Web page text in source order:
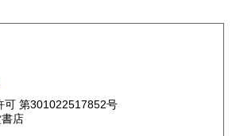
440円 島根県
可 第301022517852号
店